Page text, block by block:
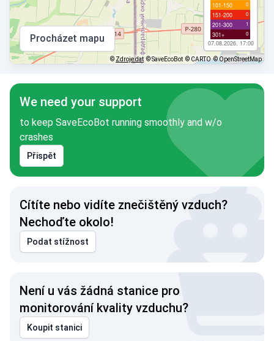
101-150 0
151-200 0
201-300 1
301+ 0
07.08.2026, 17:00
Procházet mapu
© Zdroje dat © SaveEcoBot © CARTO © OpenStreetMap
We need your support
to keep SaveEcoBot running smoothly and w/o
crashes
Přispět
Cítíte nebo vidíte znečištěný vzduch?
Nechoďte okolo!
Podat stížnost
Není u vás žádná stanice pro
monitorování kvality vzduchu?
Koupit stanici